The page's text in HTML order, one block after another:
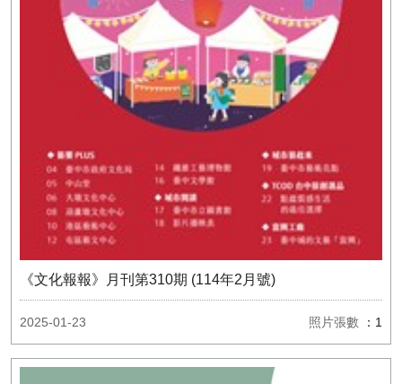
《文化報報》月刊第310期 (114年2月號)
2025-01-23 照片張數 ：1